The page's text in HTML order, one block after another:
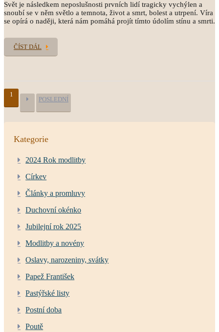
Svět je následkem neposlušnosti prvních lidí tragicky vychýlen a
snoubí se v něm světlo a temnota, život a smrt, bolest a utrpení. Víra
se opírá o naději, která nám pomáhá projít tímto údolím stínu a smrti.
ČÍST DÁL
1
POSLEDNÍ
Kategorie
2024 Rok modlitby
Církev
Články a promluvy
Duchovní okénko
Jubilejní rok 2025
Modlitby a novény
Oslavy, narozeniny, svátky
Papež František
Pastýřské listy
Postní doba
Poutě